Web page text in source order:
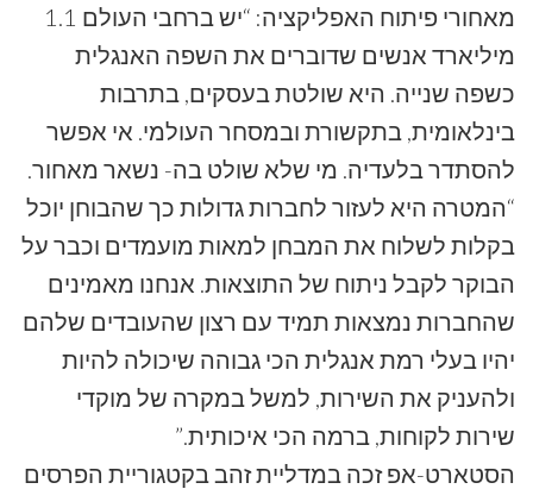
מאחורי פיתוח האפליקציה: “יש ברחבי העולם 1.1
מיליארד אנשים שדוברים את השפה האנגלית
כשפה שנייה. היא שולטת בעסקים, בתרבות
בינלאומית, בתקשורת ובמסחר העולמי. אי אפשר
להסתדר בלעדיה. מי שלא שולט בה- נשאר מאחור.
“המטרה היא לעזור לחברות גדולות כך שהבוחן יוכל
בקלות לשלוח את המבחן למאות מועמדים וכבר על
הבוקר לקבל ניתוח של התוצאות. אנחנו מאמינים
שהחברות נמצאות תמיד עם רצון שהעובדים שלהם
יהיו בעלי רמת אנגלית הכי גבוהה שיכולה להיות
ולהעניק את השירות, למשל במקרה של מוקדי
שירות לקוחות, ברמה הכי איכותית.”
הסטארט-אפ זכה במדליית זהב בקטגוריית הפרסים